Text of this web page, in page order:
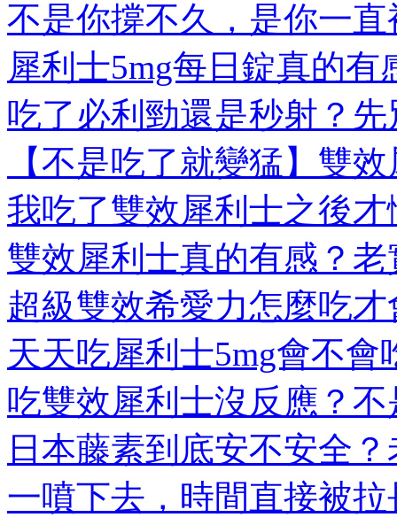
不是你撐不久，是你一
犀利士5mg每日錠真的有
吃了必利勁還是秒射？
【不是吃了就變猛】雙
我吃了雙效犀利士之後
雙效犀利士真的有感？
超級雙效希愛力怎麼吃
天天吃犀利士5mg會不會
吃雙效犀利士沒反應？
日本藤素到底安不安全
一噴下去，時間直接被